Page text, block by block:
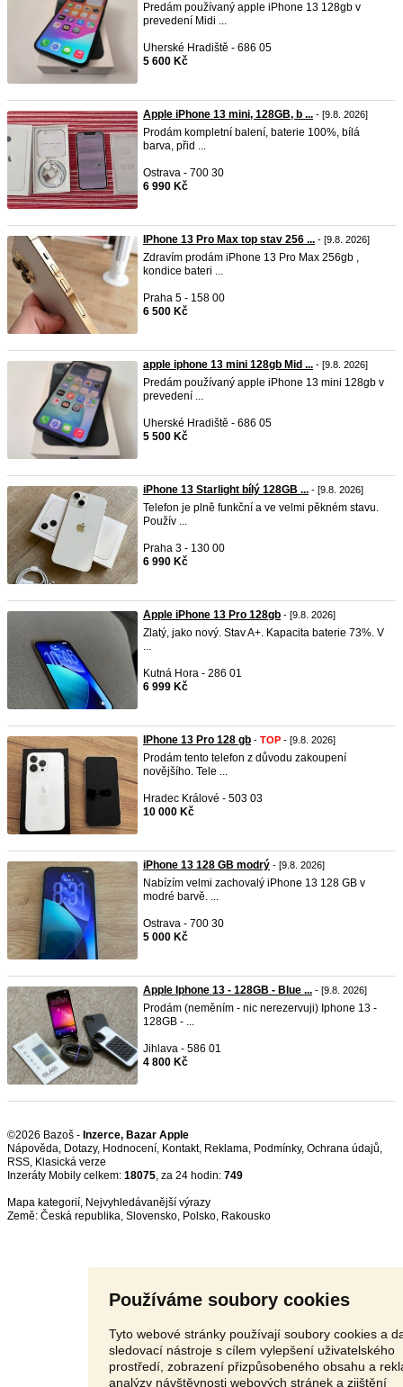
Používáme soubory cookies
Tyto webové stránky používají soubory cookies a
sledovací nástroje s cílem vylepšení uživatelského
prostředí, zobrazení přizpůsobeného obsahu a
analýzy návštěvnosti webových stránek a zjištění
Predám používaný apple iPhone 13 128gb v
prevedení Midi ...
Uherské Hradiště - 686 05
5 600 Kč
Apple iPhone 13 mini, 128GB, b ... - [9.8. 2026]
Prodám kompletní balení, baterie 100%, bílá
barva, přid ...
Ostrava - 700 30
6 990 Kč
IPhone 13 Pro Max top stav 256 ... - [9.8. 2026]
Zdravím prodám iPhone 13 Pro Max 256gb ,
kondice bateri ...
Praha 5 - 158 00
6 500 Kč
apple iphone 13 mini 128gb Mid ... - [9.8. 2026]
Predám používaný apple iPhone 13 mini 128gb v
prevedení ...
Uherské Hradiště - 686 05
5 500 Kč
iPhone 13 Starlight bílý 128GB ... - [9.8. 2026]
Telefon je plně funkční a ve velmi pěkném stavu.
Použív ...
Praha 3 - 130 00
6 990 Kč
Apple iPhone 13 Pro 128gb - [9.8. 2026]
Zlatý, jako nový. Stav A+. Kapacita baterie 73%. V
...
Kutná Hora - 286 01
6 999 Kč
IPhone 13 Pro 128 gb - TOP - [9.8. 2026]
Prodám tento telefon z důvodu zakoupení
novějšího. Tele ...
Hradec Králové - 503 03
10 000 Kč
iPhone 13 128 GB modrý - [9.8. 2026]
Nabízím velmi zachovalý iPhone 13 128 GB v
modré barvě. ...
Ostrava - 700 30
5 000 Kč
Apple Iphone 13 - 128GB - Blue ... - [9.8. 2026]
Prodám (neměním - nic nerezervuji) Iphone 13 -
128GB - ...
Jihlava - 586 01
4 800 Kč
©2026 Bazoš - Inzerce, Bazar Apple
Nápověda, Dotazy, Hodnocení, Kontakt, Reklama, Podmínky, Ochrana údajů,
RSS,
Inzeráty Mobily celkem: 18075, za 24 hodin: 749
Mapa kategorií, Nejvyhledávanější výrazy
Země: Česká republika, Slovensko, Polsko, Rakousko